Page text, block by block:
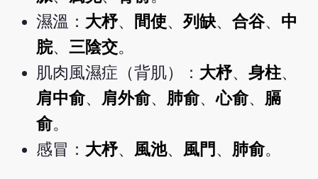
濕溫： 大杼、 間使、列缺、合谷、 中
脘、三陰交。
肌肉風濕症（背肌）： 大杼、身柱、
肩中俞、 肩外俞、 肺俞、心俞、 膈
俞。
感冒： 大杼、 風池、 風門 、 肺俞。